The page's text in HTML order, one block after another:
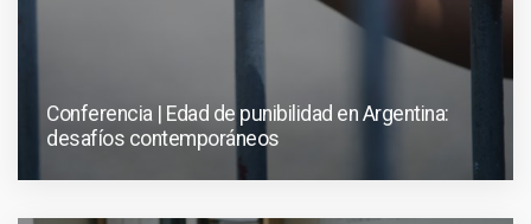
Conferencia | Edad de punibilidad en Argentina:
desafíos contemporáneos